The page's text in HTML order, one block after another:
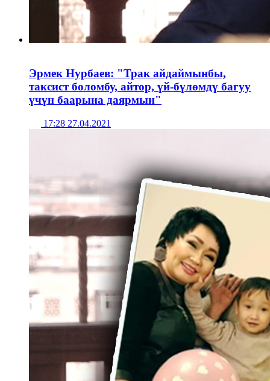
Эрмек Нурбаев: "Трак айдаймынбы,
таксист боломбу, айтор, үй-бүлөмдү багуу
үчүн баарына даярмын"
17:28 27.04.2021